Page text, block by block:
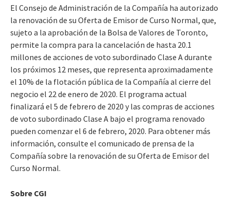
El Consejo de Administración de la Compañía ha autorizado
la renovación de su Oferta de Emisor de Curso Normal, que,
sujeto a la aprobación de la Bolsa de Valores de Toronto,
permite la compra para la cancelación de hasta 20.1
millones de acciones de voto subordinado Clase A durante
los próximos 12 meses, que representa aproximadamente
el 10% de la flotación pública de la Compañía al cierre del
negocio el 22 de enero de 2020. El programa actual
finalizará el 5 de febrero de 2020 y las compras de acciones
de voto subordinado Clase A bajo el programa renovado
pueden comenzar el 6 de febrero, 2020. Para obtener más
información, consulte el comunicado de prensa de la
Compañía sobre la renovación de su Oferta de Emisor del
Curso Normal.
Sobre CGI